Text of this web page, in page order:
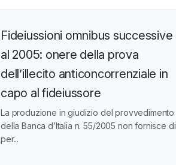
Fideiussioni omnibus successive
al 2005: onere della prova
dell’illecito anticoncorrenziale in
capo al fideiussore
La produzione in giudizio del provvedimento
della Banca d’Italia n. 55/2005 non fornisce di
per...